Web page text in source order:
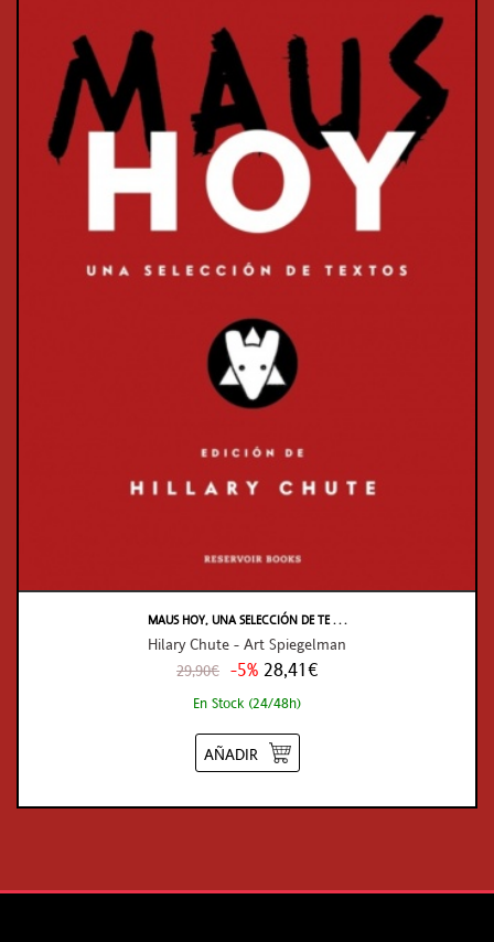
MAUS HOY, UNA SELECCIÓN DE TE . . .
Hilary Chute - Art Spiegelman
29,90€ -5% 28,41€
En Stock (24/48h)
AÑADIR